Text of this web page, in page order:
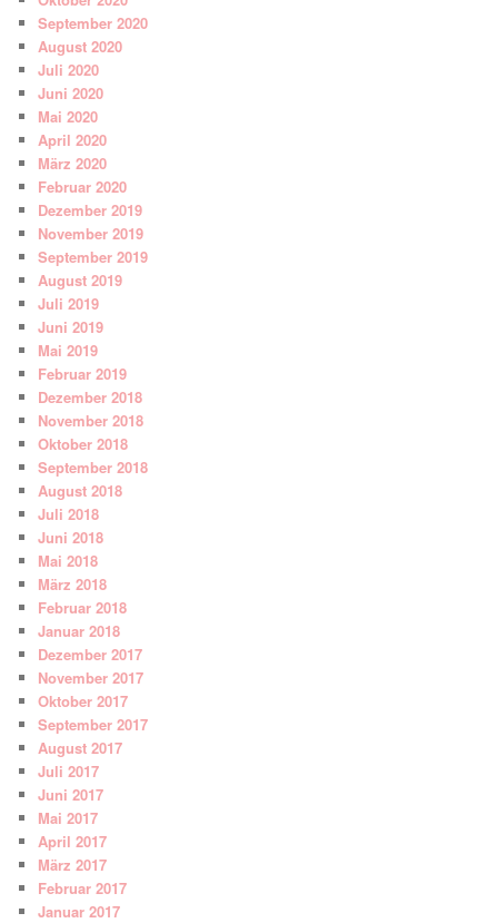
September 2020
August 2020
Juli 2020
Juni 2020
Mai 2020
April 2020
März 2020
Februar 2020
Dezember 2019
November 2019
September 2019
August 2019
Juli 2019
Juni 2019
Mai 2019
Februar 2019
Dezember 2018
November 2018
Oktober 2018
September 2018
August 2018
Juli 2018
Juni 2018
Mai 2018
März 2018
Februar 2018
Januar 2018
Dezember 2017
November 2017
Oktober 2017
September 2017
August 2017
Juli 2017
Juni 2017
Mai 2017
April 2017
März 2017
Februar 2017
Januar 2017